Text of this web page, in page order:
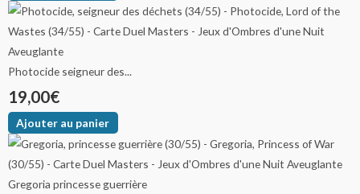
Photocide seigneur des...
19,00€
Ajouter au panier
Gregoria princesse guerrière